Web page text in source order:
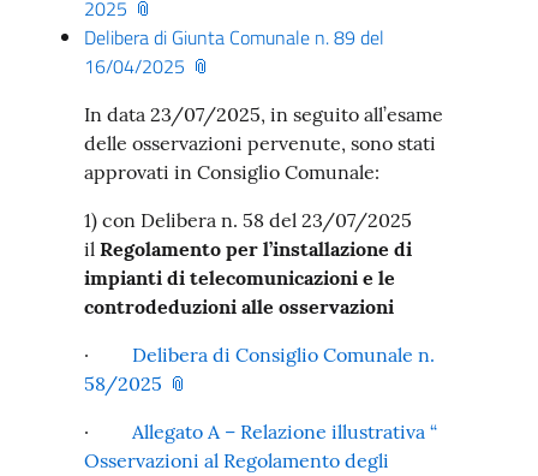
2025
Delibera di Giunta Comunale n. 89 del
16/04/2025
In data 23/07/2025, in seguito all’esame
delle osservazioni pervenute, sono stati
approvati in Consiglio Comunale:
1) con Delibera n. 58 del 23/07/2025
il Regolamento per l’installazione di
impianti di telecomunicazioni e le
controdeduzioni alle osservazioni
· Delibera di Consiglio Comunale n.
58/2025
· Allegato A – Relazione illustrativa “
Osservazioni al Regolamento degli